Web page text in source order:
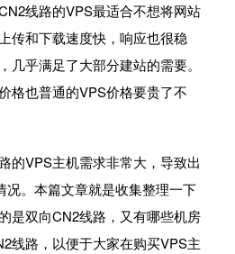
线路的VPS最适合不想将网站
传和下载速度快，响应也很稳
几乎满足了大部分建站的需要。
格也普通的VPS价格要贵了不
的VPS主机需求非常大，导致出
况。本篇文章就是收集整理一下
是双向CN2线路，又有哪些机房
线路，以便于大家在购买VPS主